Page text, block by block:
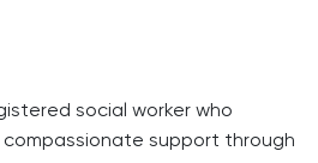
social worker who
support through